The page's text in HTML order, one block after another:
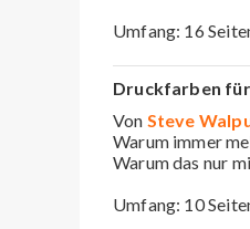
Umfang: 16
Druckfarben
Von Steve
Warum immer
Warum das nur
Umfang: 10